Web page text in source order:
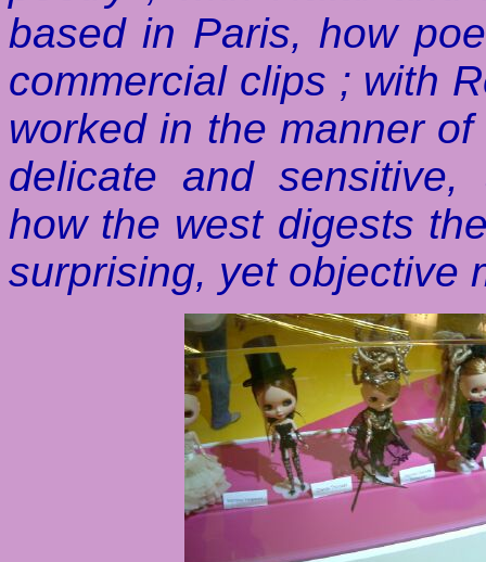
based in Paris, how
commercial clips ; with
worked in the manner
delicate and sensitive,
how the west digests
surprising, yet objective